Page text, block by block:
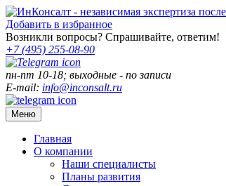
Добавить в избранное
Возникли вопросы? Спрашивайте, ответим!
+7 (495) 255-08-90
пн-пт 10-18; выходные - по записи
E-mail: info@inconsalt.ru
Меню
Главная
О компании
Наши специалисты
Планы развития